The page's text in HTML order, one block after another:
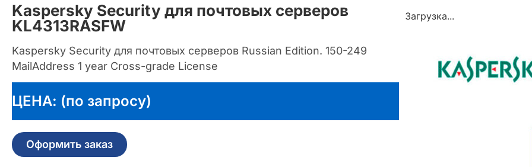
Kaspersky Security для почтовых серверов
KL4313RASFW
Kaspersky Security для почтовых серверов Russian Edition. 150-249
MailAddress 1 year Cross-grade License
ЦЕНА: (по запросу)
Оформить заказ
Загрузка...